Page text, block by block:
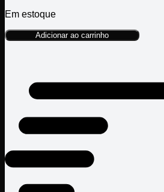
Em estoque
Adicionar ao carrinho